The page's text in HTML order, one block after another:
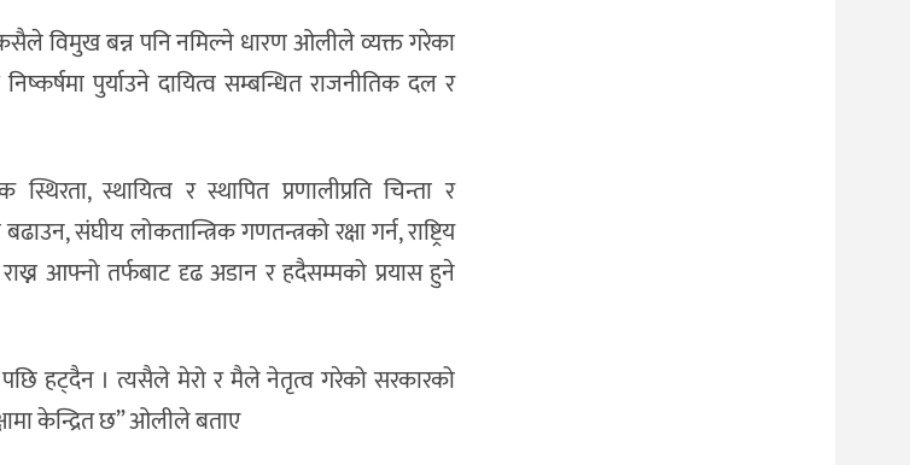
विमुख बन्न पनि नमिल्ने धारण ओलीले व्यक्त गरेका
पुर्याउने दायित्व सम्बन्धित राजनीतिक दल र
स्थायित्व र स्थापित प्रणालीप्रति चिन्ता र
लोकतान्त्रिक गणतन्त्रको रक्षा गर्न, राष्ट्रिय
आफ्नो तर्फबाट दृढ अडान र हदैसम्मको प्रयास हुने
हट्दैन । त्यसैले मेरो र मैले नेतृत्व गरेको सरकारको
केन्द्रित छ” ओलीले बताए